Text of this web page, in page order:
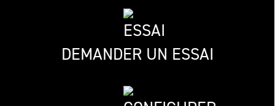
DEMANDER UN ESSAI